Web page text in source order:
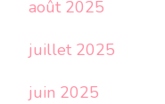
août 2025
juillet 2025
juin 2025